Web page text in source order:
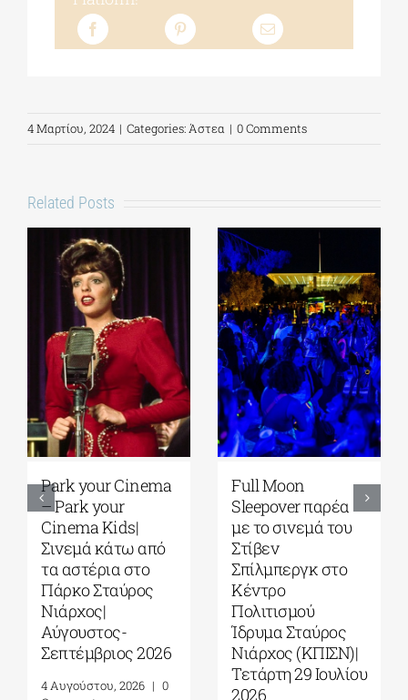
4 Μαρτίου, 2024 | Categories:Άστεα | 0 Comments
Related Posts
Park your Cinema
– Park your
Cinema Kids|
Σινεμά κάτω από
τα αστέρια στο
Πάρκο Σταύρος
Νιάρχος|
Αύγουστος-
Σεπτέμβριος 2026
4 Αυγούστου, 2026 | 0
Full Moon
Sleepover παρέα
με το σινεμά του
Στίβεν
Σπίλμπεργκ στο
Κέντρο
Πολιτισμού
Ίδρυμα Σταύρος
Νιάρχος (ΚΠΙΣΝ)|
Τετάρτη 29 Ιουλίου
2026